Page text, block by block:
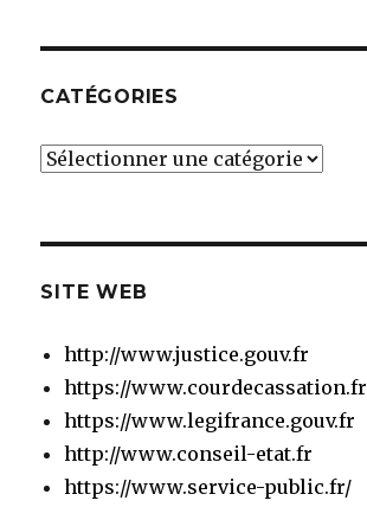
CATÉGORIES
Catégories
SITE WEB
http://www.justice.gouv.fr
https://www.courdecassation.fr
https://www.legifrance.gouv.fr
http://www.conseil-etat.fr
https://www.service-public.fr/